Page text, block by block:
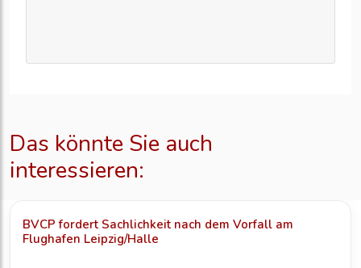
Das könnte Sie auch
interessieren:
BVCP fordert Sachlichkeit nach dem Vorfall am
Flughafen Leipzig/Halle